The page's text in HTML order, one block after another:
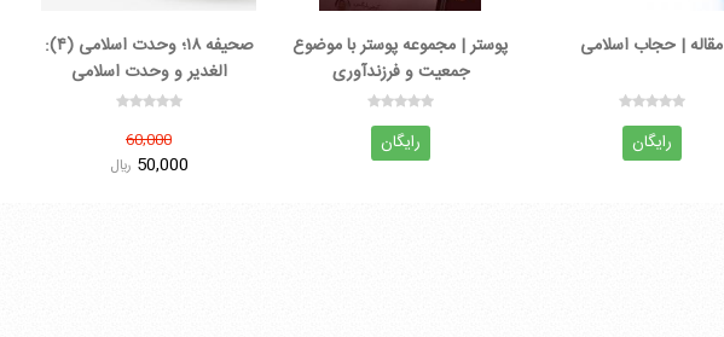
مقاله | حجاب اسلامی
رایگان
پوستر | مجموعه پوستر با موضوع
جمعیت و فرزندآوری
رایگان
صحیفه ۱۸؛ وحدت اسلامی (۴):
الغدیر و وحدت اسلامی
60,000
50,000 ريال